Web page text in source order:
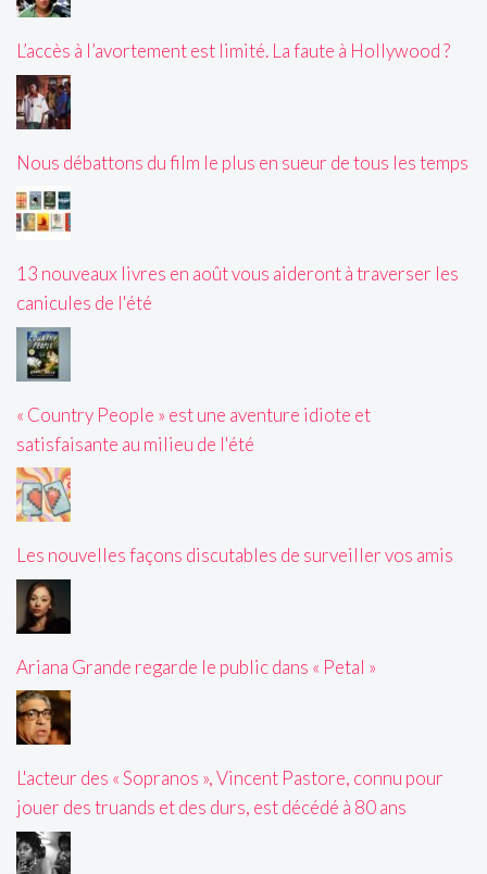
L’accès à l’avortement est limité. La faute à Hollywood ?
Nous débattons du film le plus en sueur de tous les temps
13 nouveaux livres en août vous aideront à traverser les
canicules de l'été
« Country People » est une aventure idiote et
satisfaisante au milieu de l'été
Les nouvelles façons discutables de surveiller vos amis
Ariana Grande regarde le public dans « Petal »
L'acteur des « Sopranos », Vincent Pastore, connu pour
jouer des truands et des durs, est décédé à 80 ans